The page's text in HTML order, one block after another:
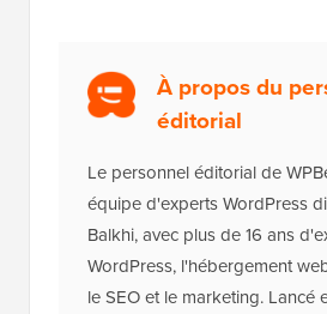
À propos du
éditorial
Le personnel éditorial de
équipe d'experts WordPress
Balkhi, avec plus de 16 ans
WordPress, l'hébergement
le SEO et le marketing. Lancé